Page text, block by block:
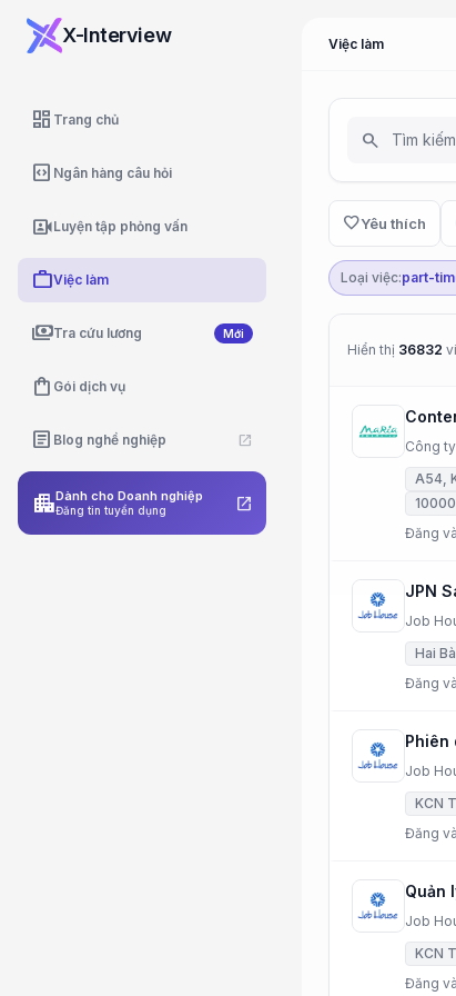
X-Interview
dashboard Trang chủ
code_blocks Ngân hàng câu hỏi
video_camera_frontLuyện tập phỏng vấn
workViệc làm
paymentsTra cứu lương Mới
shopping_bag Gói dịch vụ
article Blog nghề nghiệp open_in_new
apartmentDành cho Doanh nghiệp
Đăng tin tuyển dụng open_in_new
Việc làm
search
favoriteYêu thích
Loại việc:part-
Hiển thị 36832
Công
A54,
Đăng
JPN
Job
Hai
Đăng
Phiên
Job
KCN
Đăng
Quản
Job
KCN
Đăng